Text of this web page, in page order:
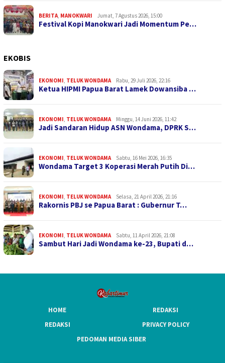
BERITA MANOKWARI Jumat, 7 Agustus 2026, 15:00
Festival Kopi Manokwari Jadi Momentum Pe…
EKOBIS
EKONOMI TELUK WONDAMA Rabu, 29 Juli 2026, 22:16
Ketua HIPMI Papua Barat Lamek Dowansiba …
EKONOMI TELUK WONDAMA Minggu, 14 Juni 2026, 11:42
Jadi Sandaran Hidup ASN Wondama, DPRK S…
EKONOMI TELUK WONDAMA Sabtu, 16 Mei 2026, 16:35
Wondama Target 3 Koperasi Merah Putih Di…
EKONOMI TELUK WONDAMA Selasa, 21 April 2026, 21:16
Rakornis PBJ se Papua Barat : Gubernur T…
EKONOMI TELUK WONDAMA Sabtu, 11 April 2026, 21:08
Sambut Hari Jadi Wondama ke-23, Bupati d…
HOME
REDAKSI
REDAKSI
PRIVACY POLICY
PEDOMAN MEDIA SIBER